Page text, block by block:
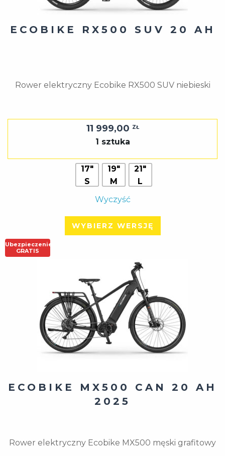
ECOBIKE RX500 SUV 20 AH
Rower elektryczny Ecobike RX500 SUV niebieski
11 999,00 ZŁ
1 sztuka
17"
S
19"
M
21"
L
Wyczyść
WYBIERZ WERSJĘ
Ubezpieczenie
GRATIS
ECOBIKE MX500 CAN 20 AH
2025
Rower elektryczny Ecobike MX500 męski grafitowy